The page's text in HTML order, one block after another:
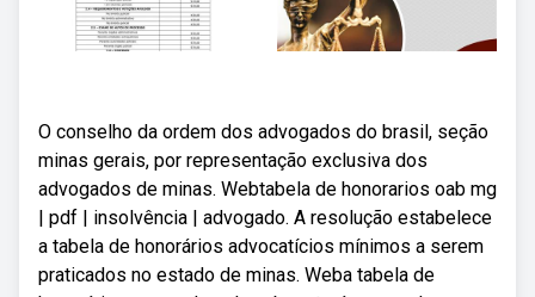
O conselho da ordem dos advogados do brasil, seção
minas gerais, por representação exclusiva dos
advogados de minas. Webtabela de honorarios oab mg
| pdf | insolvência | advogado. A resolução estabelece
a tabela de honorários advocatícios mínimos a serem
praticados no estado de minas. Weba tabela de